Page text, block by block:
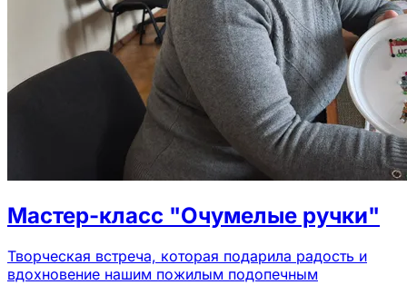
Мастер-класс "Очумелые ручки"
Творческая встреча, которая подарила радость и
вдохновение нашим пожилым подопечным